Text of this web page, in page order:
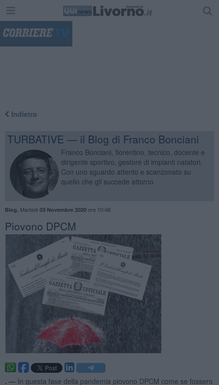
Indietro
TURBATIVE — il Blog di Franco Bonciani
Franco Bonciani, fiorentino, tecnico, docente e
dirigente sportivo, gestore di impianti natatori.
Con uno sguardo attento e scanzonato su
quello che gli succede attorno
Blog Martedì 03 Novembre 2020ore 10:48
Piovono DPCM
. — In questa fase della pandemia piovono DPCM come se fossero